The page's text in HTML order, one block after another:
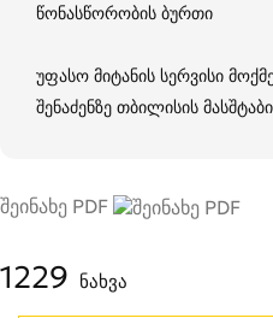
წონასწორობის ბურთი
უფასო მიტანის სერვისი
შენაძენზე თბილისის
შეინახე PDF
1229 ნახვა